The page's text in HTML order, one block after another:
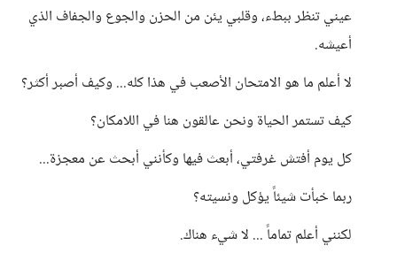
عيني تنظر ببطء، وقلبي يئن من الحزن والجوع والجفاف الذي
أعيشه.
لا أعلم ما هو الامتحان الأصعب في هذا كله... وكيف أصبر أكثر؟
كيف تستمر الحياة ونحن عالقون هنا في اللامكان؟
كل يوم أفتش غرفتي، أبعث فيها وكأنني أبحث عن معجزة...
ربما خبأت شيئاً يؤكل ونسيته؟
لكنني أعلم تماماً ... لا شيء هناك.